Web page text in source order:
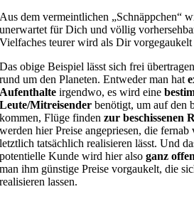
Aus dem vermeintlichen „Schnäppchen“
unerwartet für Dich und völlig
Vielfaches teurer wird als Dir
Das obige Beispiel lässt sich frei
rund um den Planeten. Entweder man hat
Aufenthalte irgendwo, es wird eine
Leute/Mitreisender benötigt, um auf den
kommen, Flüge findenzur beschissenen
werden hier Preise angepriesen, die
letztlich tatsächlich realisieren lässt. Und
potentielle Kunde wird hier alsoganz
man ihm günstige Preise vorgaukelt, die
realisieren lassen.